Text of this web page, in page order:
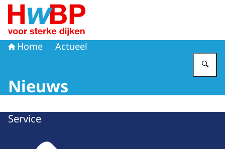
Naar de homepage van
Home Actueel
Nieuws
Service